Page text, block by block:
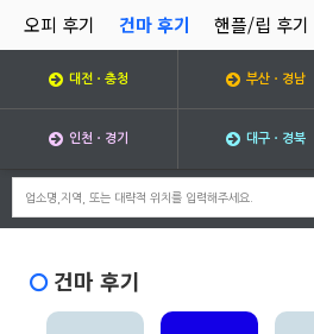
오피 후기 건마 후기 핸플/립 후기
대전ㆍ충청 부산ㆍ경남
인천ㆍ경기 대구ㆍ경북
건마 후기